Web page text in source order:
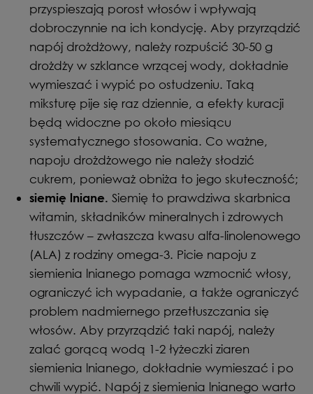
przyspieszają porost włosów i wpływają
dobroczynnie na ich kondycję. Aby przyrządzić
napój drożdżowy, należy rozpuścić 30-50 g
drożdży w szklance wrzącej wody, dokładnie
wymieszać i wypić po ostudzeniu. Taką
miksturę pije się raz dziennie, a efekty kuracji
będą widoczne po około miesiącu
systematycznego stosowania. Co ważne,
napoju drożdżowego nie należy słodzić
cukrem, ponieważ obniża to jego skuteczność;
siemię lniane. Siemię to prawdziwa skarbnica
witamin, składników mineralnych i zdrowych
tłuszczów – zwłaszcza kwasu alfa-linolenowego
(ALA) z rodziny omega-3. Picie napoju z
siemienia lnianego pomaga wzmocnić włosy,
ograniczyć ich wypadanie, a także ograniczyć
problem nadmiernego przetłuszczania się
włosów. Aby przyrządzić taki napój, należy
zalać gorącą wodą 1-2 łyżeczki ziaren
siemienia lnianego, dokładnie wymieszać i po
chwili wypić. Napój z siemienia lnianego warto